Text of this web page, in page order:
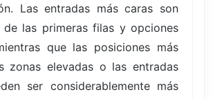
Las entradas más caras son
de las primeras filas y opciones
que las posiciones más
zonas elevadas o las entradas
ser considerablemente más